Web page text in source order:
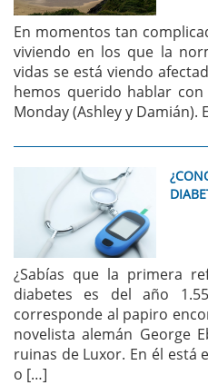
En momentos tan
viviendo en los que la
vidas se está viendo
hemos querido hablar
Monday (Ashley y Damián).
¿Sabías que la primera
diabetes es del año
corresponde al papiro
novelista alemán George
ruinas de Luxor. En él está
o […]